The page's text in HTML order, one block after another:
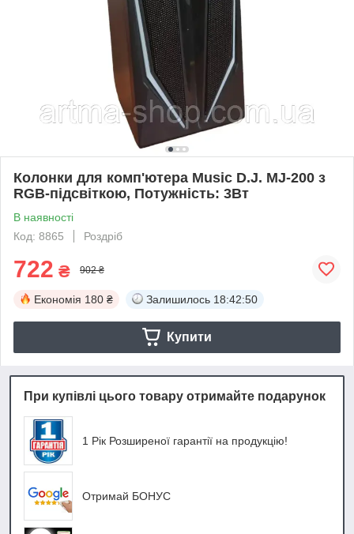
Колонки для комп'ютера Music D.J. MJ-200 з
RGB-підсвіткою, Потужність: 3Вт
В наявності
Код: 8865
Роздріб
722 ₴ 902 ₴
Економія 180 ₴ Залишилось 18:42:50
Купити
При купівлі цього товару отримайте подарунок
1 Рік Розширеної гарантії на продукцію!
Отримай БОНУС